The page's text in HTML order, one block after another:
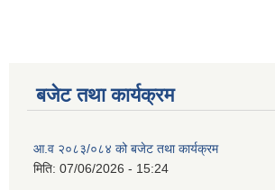
बजेट तथा कार्यक्रम
आ.व २०८३/०८४ को बजेट तथा कार्यक्रम
मिति: 07/06/2026 - 15:24